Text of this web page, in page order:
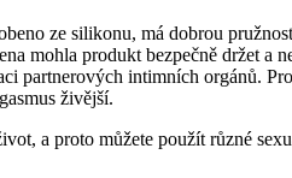
ze silikonu, má dobrou
mohla produkt bezpečně držet a
partnerových intimních orgánů.
živější.
a proto můžete použít různé